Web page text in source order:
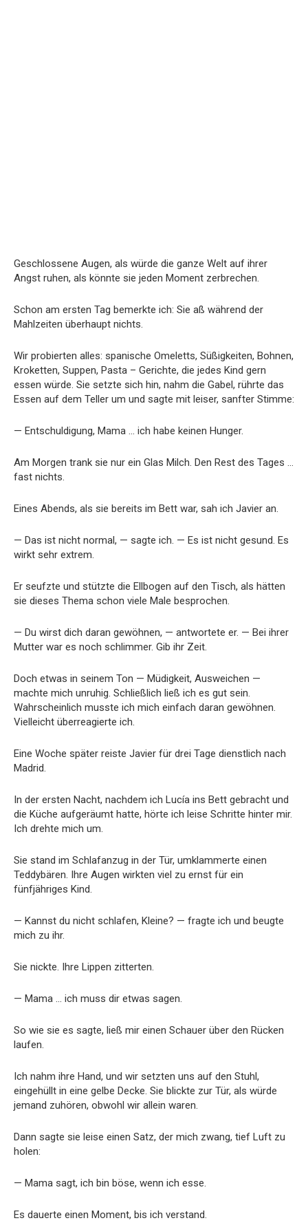
Geschlossene Augen, als würde die ganze Welt auf ihrer
Angst ruhen, als könnte sie jeden Moment zerbrechen.
Schon am ersten Tag bemerkte ich: Sie aß während der
Mahlzeiten überhaupt nichts.
Wir probierten alles: spanische Omeletts, Süßigkeiten, Bohnen,
Kroketten, Suppen, Pasta – Gerichte, die jedes Kind gern
essen würde. Sie setzte sich hin, nahm die Gabel, rührte das
Essen auf dem Teller um und sagte mit leiser, sanfter Stimme:
— Entschuldigung, Mama … ich habe keinen Hunger.
Am Morgen trank sie nur ein Glas Milch. Den Rest des Tages …
fast nichts.
Eines Abends, als sie bereits im Bett war, sah ich Javier an.
— Das ist nicht normal, — sagte ich. — Es ist nicht gesund. Es
wirkt sehr extrem.
Er seufzte und stützte die Ellbogen auf den Tisch, als hätten
sie dieses Thema schon viele Male besprochen.
— Du wirst dich daran gewöhnen, — antwortete er. — Bei ihrer
Mutter war es noch schlimmer. Gib ihr Zeit.
Doch etwas in seinem Ton — Müdigkeit, Ausweichen —
machte mich unruhig. Schließlich ließ ich es gut sein.
Wahrscheinlich musste ich mich einfach daran gewöhnen.
Vielleicht überreagierte ich.
Eine Woche später reiste Javier für drei Tage dienstlich nach
Madrid.
In der ersten Nacht, nachdem ich Lucía ins Bett gebracht und
die Küche aufgeräumt hatte, hörte ich leise Schritte hinter mir.
Ich drehte mich um.
Sie stand im Schlafanzug in der Tür, umklammerte einen
Teddybären. Ihre Augen wirkten viel zu ernst für ein
fünfjähriges Kind.
— Kannst du nicht schlafen, Kleine? — fragte ich und beugte
mich zu ihr.
Sie nickte. Ihre Lippen zitterten.
— Mama … ich muss dir etwas sagen.
So wie sie es sagte, ließ mir einen Schauer über den Rücken
laufen.
Ich nahm ihre Hand, und wir setzten uns auf den Stuhl,
eingehüllt in eine gelbe Decke. Sie blickte zur Tür, als würde
jemand zuhören, obwohl wir allein waren.
Dann sagte sie leise einen Satz, der mich zwang, tief Luft zu
holen:
— Mama sagt, ich bin böse, wenn ich esse.
Es dauerte einen Moment, bis ich verstand.